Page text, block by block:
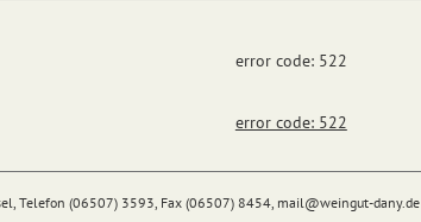
error code: 522
error code: 522
Telefon (06507) 3593, Fax (06507) 8454, mail@weingut-dany.de